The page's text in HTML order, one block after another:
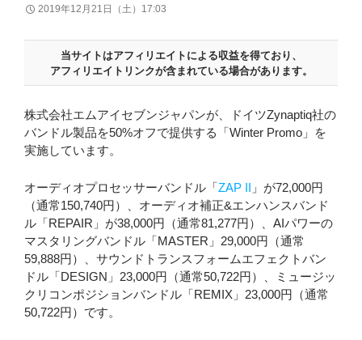
2019年12月21日（土）17:03
当サイトはアフィリエイトによる収益を得ており、
アフィリエイトリンクが含まれている場合があります。
株式会社エムアイセブンジャパンが、ドイツZynaptiq社の
バンドル製品を50%オフで提供する「Winter Promo」を
実施しています。
オーディオプロセッサーバンドル「ZAP II 」が72,000円
（通常150,740円）、オーディオ補正&エンハンスバンド
ル「REPAIR」が38,000円（通常81,277円）、AIパワーの
マスタリングバンドル「MASTER」29,000円（通常
59,888円）、サウンドトランスフォームエフェクトバン
ドル「DESIGN」23,000円（通常50,722円）、ミュージッ
クリコンポジションバンドル「REMIX」23,000円（通常
50,722円）です。